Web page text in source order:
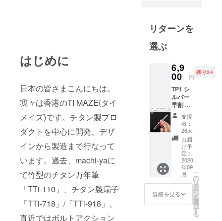
はじめに
日本の皆さまこんにちは。
我々は香港のTI MAZE(タイ
メイズ)です。チタン製プロ
ダクトを中心に開発、デザ
インから製造まで行なって
います。過去、machi-yaに
て竹型のチタン万年筆
「TTi-110」、チタン製扇子
「TTi-718」/「TTi-918」、
直近ではボルトアクション
ザインに専
す。竹、
の自然物と
チタンを組
み合わせた
デザインの
継続的な探
求…。あな
たにユニー
クな究極の
チタン製品
を提供する
ために、真
新しいデザ
リターンを
選ぶ
6,9
00 円
残り24
TP1 シ
ルバー
早割 国
内送料/
税込み
支援
者：
26人
お届
け予
定：
2020
年09
月
詳細を見る
こ
の
リ
タ
ー
ン
を
選
択
す
る